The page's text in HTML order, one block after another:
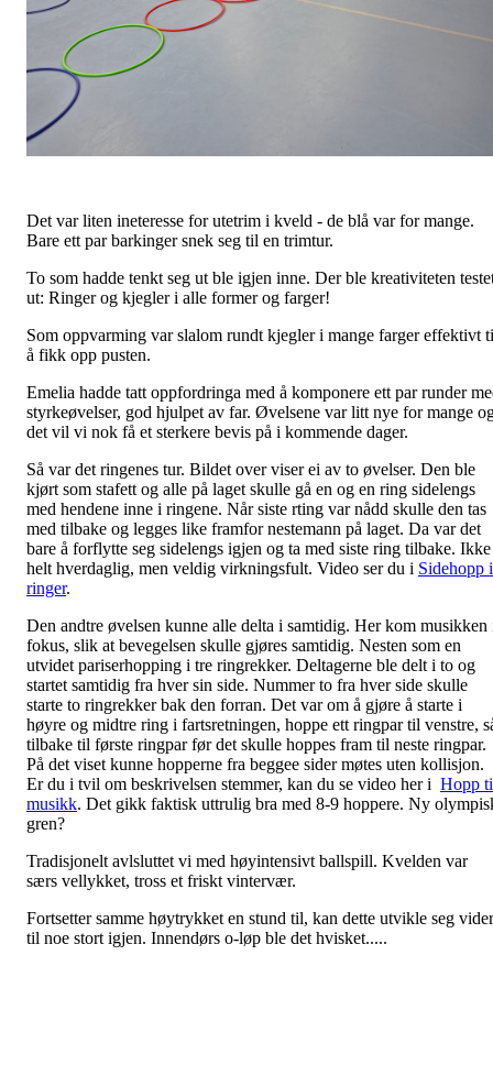
Det var liten ineteresse for utetrim i kveld - de blå var for mange.
Bare ett par barkinger snek seg til en trimtur.
To som hadde tenkt seg ut ble igjen inne. Der ble kreativiteten
ut: Ringer og kjegler i alle former og farger!
Som oppvarming var slalom rundt kjegler i mange farger effektivt
å fikk opp pusten.
Emelia hadde tatt oppfordringa med å komponere ett par runder
styrkeøvelser, god hjulpet av far. Øvelsene var litt nye for mange
det vil vi nok få et sterkere bevis på i kommende dager.
Så var det ringenes tur. Bildet over viser ei av to øvelser. Den ble
kjørt som stafett og alle på laget skulle gå en og en ring sidelengs
med hendene inne i ringene. Når siste rting var nådd skulle den tas
med tilbake og legges like framfor nestemann på laget. Da var det
bare å forflytte seg sidelengs igjen og ta med siste ring tilbake. Ikke
helt hverdaglig, men veldig virkningsfult. Video ser du i Sidehopp i
ringer.
Den andtre øvelsen kunne alle delta i samtidig. Her kom musikken
fokus, slik at bevegelsen skulle gjøres samtidig. Nesten som en
utvidet pariserhopping i tre ringrekker. Deltagerne ble delt i to og
startet samtidig fra hver sin side. Nummer to fra hver side skulle
starte to ringrekker bak den forran. Det var om å gjøre å starte i
høyre og midtre ring i fartsretningen, hoppe ett ringpar til venstre,
tilbake til første ringpar før det skulle hoppes fram til neste ringpar.
På det viset kunne hopperne fra beggee sider møtes uten kollisjon.
Er du i tvil om beskrivelsen stemmer, kan du se video her i Hopp
musikk. Det gikk faktisk uttrulig bra med 8-9 hoppere. Ny
gren?
Tradisjonelt avlsluttet vi med høyintensivt ballspill. Kvelden var
særs vellykket, tross et friskt vintervær.
Fortsetter samme høytrykket en stund til, kan dette utvikle seg
til noe stort igjen. Innendørs o-løp ble det hvisket.....